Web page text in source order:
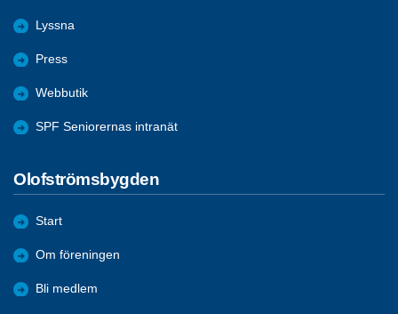
Lyssna
Press
Webbutik
SPF Seniorernas intranät
Olofströmsbygden
Start
Om föreningen
Bli medlem